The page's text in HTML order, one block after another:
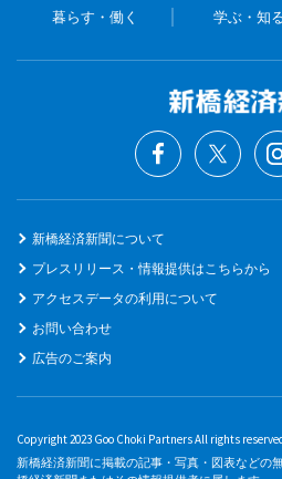
暮らす・働く 学ぶ・知
新橋経済新聞について
プレスリリース・情報提供はこちらから
アクセスデータの利用について
お問い合わせ
広告のご案内
Copyright 2023 Goo Choki Partners All rights
新橋経済新聞に掲載の記事・写真・図表などの